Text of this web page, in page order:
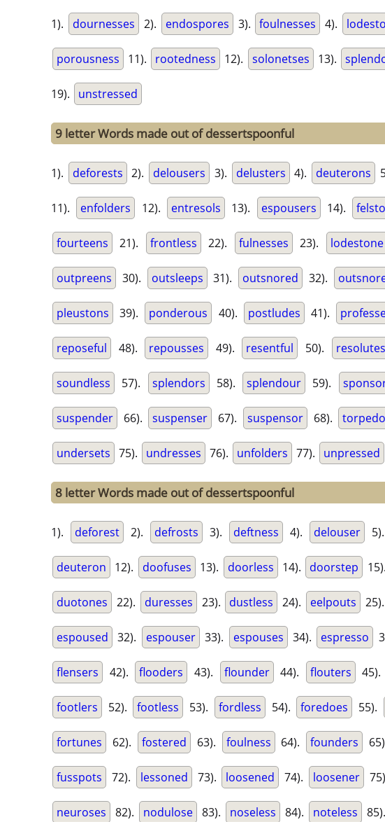
1). dournesses 2). endospores 3). foulnesses 4).
porousness 11). rootedness 12). solonetses 13).
19). unstressed
9 letter Words made out of dessertspoonful
1). deforests 2). delousers 3). delusters 4). deuterons
11). enfolders 12). entresols 13). espousers 14).
fourteens 21). frontless 22). fulnesses 23). lodestone
outpreens 30). outsleeps 31). outsnored 32).
pleustons 39). ponderous 40). postludes 41).
reposeful 48). repousses 49). resentful 50). resolutes
soundless 57). splendors 58). splendour 59).
suspender 66). suspenser 67). suspensor 68).
undersets 75). undresses 76). unfolders 77). unpressed
8 letter Words made out of dessertspoonful
1). deforest 2). defrosts 3). deftness 4). delouser 5).
deuteron 12). doofuses 13). doorless 14). doorstep 15).
duotones 22). duresses 23). dustless 24). eelpouts 25).
espoused 32). espouser 33). espouses 34). espresso
flensers 42). flooders 43). flounder 44). flouters 45).
footlers 52). footless 53). fordless 54). foredoes 55).
fortunes 62). fostered 63). foulness 64). founders
fusspots 72). lessoned 73). loosened 74). loosener
neuroses 82). nodulose 83). noseless 84). noteless 85).